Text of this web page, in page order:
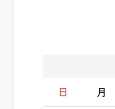
日
月